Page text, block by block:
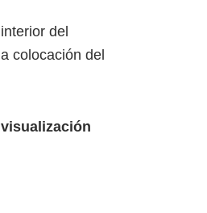
del
colocación del
visualización